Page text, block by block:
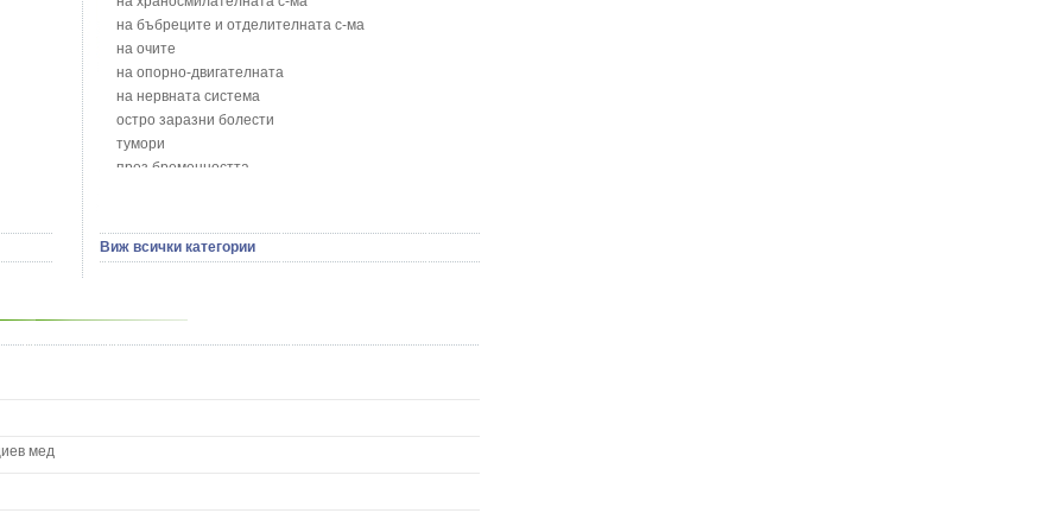
Бобови шушулки - Phaseolus Vulgaris L.
Божур - Paeonia Decora
Борови връхчета - Pinus sylvestris
Босилек - Ocimum Basillicum
Брей - Tamus Communis
Брош - Rubia tinctorum L.
Бръшлян - Hedera helix L.
Бял имел - Viscum album L.
Бял оман - Inula Helenium L.
Бяла върба - Salix Аlba
на бъбреците и отделителната с-ма
на очите
на опорно-двигателната
на нервната система
остро заразни болести
тумори
през бременността
сексуални проблеми
на половите органи
Виж всички категории
мед